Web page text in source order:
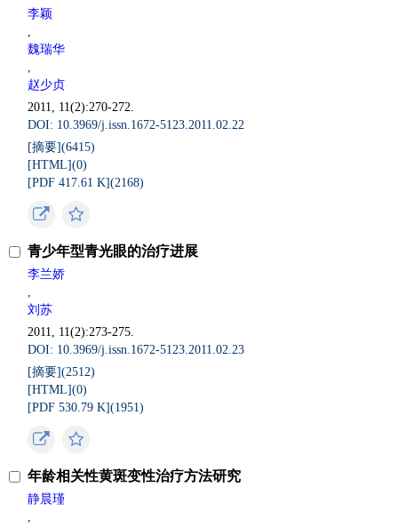
李颖
,
魏瑞华
,
赵少贞
2011, 11(2):270-272.
DOI: 10.3969/j.issn.1672-5123.2011.02.22
[摘要](6415)
[HTML](0)
[PDF 417.61 K](2168)
青少年型青光眼的治疗进展
李兰娇
,
刘苏
2011, 11(2):273-275.
DOI: 10.3969/j.issn.1672-5123.2011.02.23
[摘要](2512)
[HTML](0)
[PDF 530.79 K](1951)
年龄相关性黄斑变性治疗方法研究
静晨瑾
,